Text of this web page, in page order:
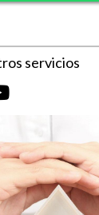
costos
de compra,
en
con
si tengo
a tu
servicios